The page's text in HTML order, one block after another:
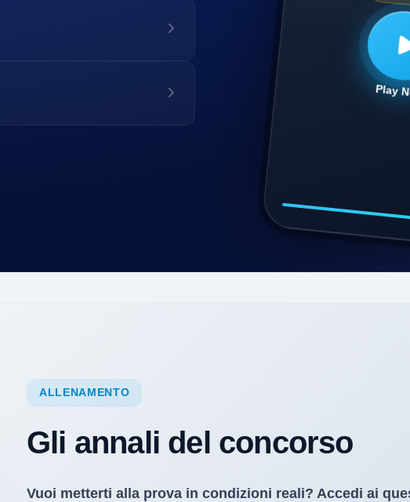
Play
ALLENAMENTO
Gli annali del concorso
Vuoi metterti alla prova in condizioni reali? Accedi ai